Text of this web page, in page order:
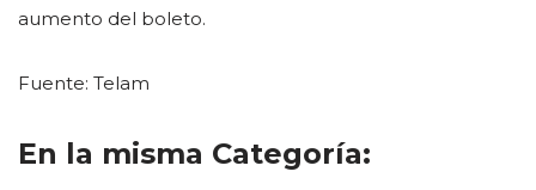
aumento del boleto.
Fuente: Telam
En la misma Categoría: